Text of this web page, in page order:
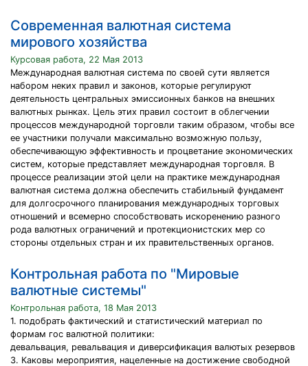
Современная валютная система
мирового хозяйства
Курсовая работа, 22 Мая 2013
Международная валютная система по своей сути является
набором неких правил и законов, которые регулируют
деятельность центральных эмиссионных банков на внешних
валютных рынках. Цель этих правил состоит в облегчении
процессов международной торговли таким образом, чтобы все
ее участники получали максимально возможную пользу,
обеспечивающую эффективность и процветание экономических
систем, которые представляет международная торговля. В
процессе реализации этой цели на практике международная
валютная система должна обеспечить стабильный фундамент
для долгосрочного планирования международных торговых
отношений и всемерно способствовать искоренению разного
рода валютных ограничений и протекционистских мер со
стороны отдельных стран и их правительственных органов.
Контрольная работа по "Мировые
валютные системы"
Контрольная работа, 18 Мая 2013
1. подобрать фактический и статистический материал по
формам гос валютной политики:
девальвация, ревальвация и диверсификация валютых резервов
3. Каковы мероприятия, нацеленные на достижение свободной